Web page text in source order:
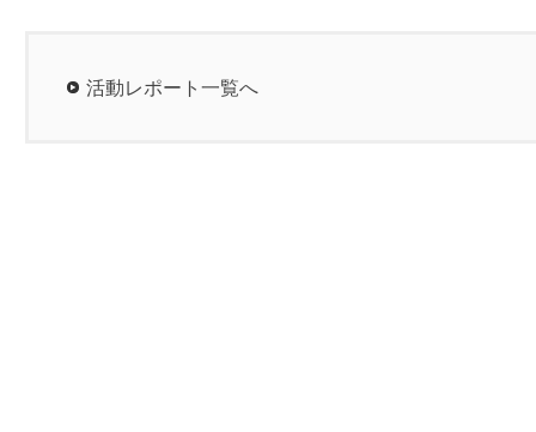
活動レポート一覧へ